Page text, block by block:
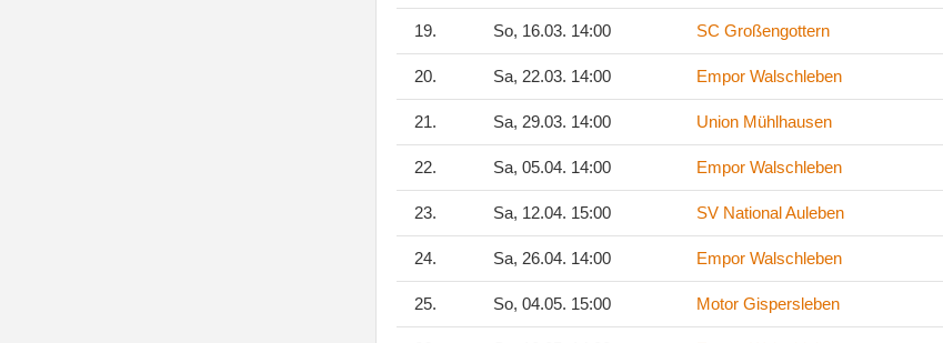
19. So, 16.03. 14:00 SC Großengottern
20. Sa, 22.03. 14:00 Empor Walschleben
21. Sa, 29.03. 14:00 Union Mühlhausen
22. Sa, 05.04. 14:00 Empor Walschleben
23. Sa, 12.04. 15:00 SV National Auleben
24. Sa, 26.04. 14:00 Empor Walschleben
25. So, 04.05. 15:00 Motor Gispersleben